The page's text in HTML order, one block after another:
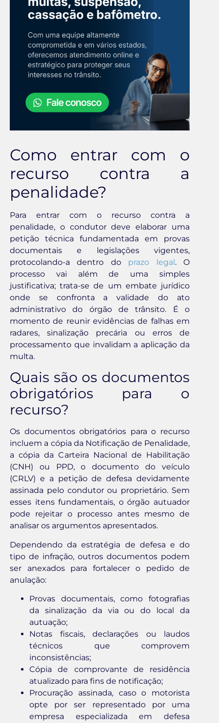
Como entrar com o
recurso contra a
penalidade?
Para entrar com o recurso contra a
penalidade, o condutor deve elaborar uma
petição técnica fundamentada em provas
documentais e legislações vigentes,
protocolando-a dentro do prazo legal. O
processo vai além de uma simples
justificativa; trata-se de um embate jurídico
onde se confronta a validade do ato
administrativo do órgão de trânsito. É o
momento de reunir evidências de falhas em
radares, sinalização precária ou erros de
processamento que invalidam a aplicação da
multa.
Quais são os documentos
obrigatórios para o
recurso?
Os documentos obrigatórios para o recurso
incluem a cópia da Notificação de Penalidade,
a cópia da Carteira Nacional de Habilitação
(CNH) ou PPD, o documento do veículo
(CRLV) e a petição de defesa devidamente
assinada pelo condutor ou proprietário. Sem
esses itens fundamentais, o órgão autuador
pode rejeitar o processo antes mesmo de
analisar os argumentos apresentados.
Dependendo da estratégia de defesa e do
tipo de infração, outros documentos podem
ser anexados para fortalecer o pedido de
anulação:
Provas documentais, como fotografias
da sinalização da via ou do local da
autuação;
Notas fiscais, declarações ou laudos
técnicos que comprovem
inconsistências;
Cópia de comprovante de residência
atualizado para fins de notificação;
Procuração assinada, caso o motorista
opte por ser representado por uma
empresa especializada em defesa